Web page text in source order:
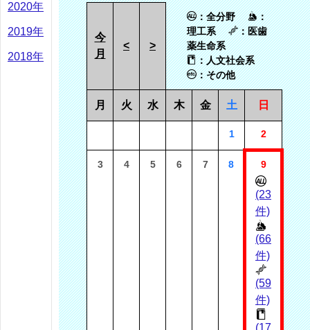
2020年
2019年
2018年
今
月
< >
：全分野
：
理工系
：医歯
薬生命系
：人文社会系
：その他
月 火 水 木 金 土 日
1 2
3 4 5 6 7 8 9
(23
件)
(66
件)
(59
件)